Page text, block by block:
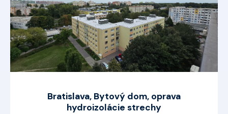
Bratislava, Bytový dom, oprava
hydroizolácie strechy